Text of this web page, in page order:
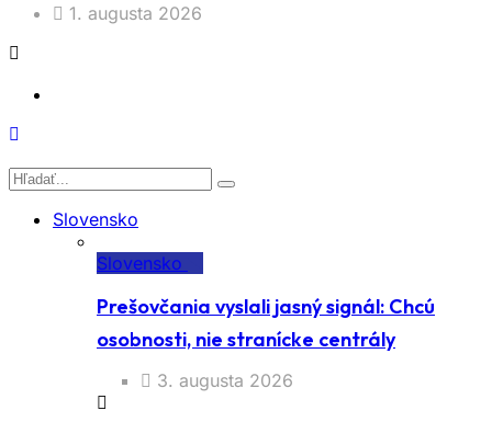
1. augusta 2026
Slovensko
Slovensko
Prešovčania vyslali jasný signál: Chcú
osobnosti, nie stranícke centrály
3. augusta 2026